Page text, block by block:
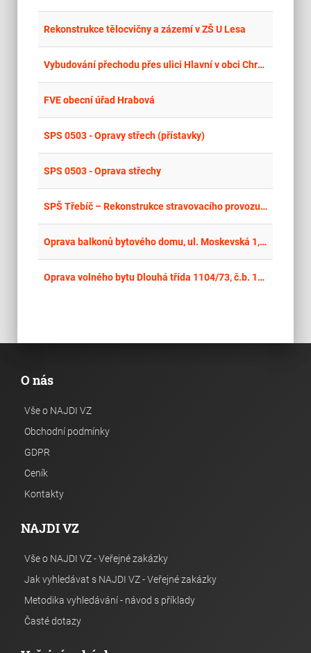
Rekonstrukce tělocvičny a zázemí v ZŠ U Lesa
Vybudování přechodu přes ulici Hlavní v obci Chrustenice
FVE obecní úřad Hrabová
SPS 0503 - Opravy střech (přístavky)
SPS 0503 - Oprava střechy
SPŠ Třebíč – Rekonstrukce stravovacího provozu a nástavba pavilonu V
Oprava balkonů bytového domu, ul. Moskevská 1, 3, 5, 7, Havířov - kopie
Oprava volného bytu Dlouhá třída 1104/73, č.b. 11 - opakovaná soutěž
O nás
Vše o NAJDI VZ
Obchodní podmínky
GDPR
Ceník
Kontakty
NAJDI VZ
Vše o NAJDI VZ - Veřejné zakázky
Jak vyhledávat s NAJDI VZ - Veřejné zakázky
Metodika vyhledávání - návod s příklady
Časté dotazy